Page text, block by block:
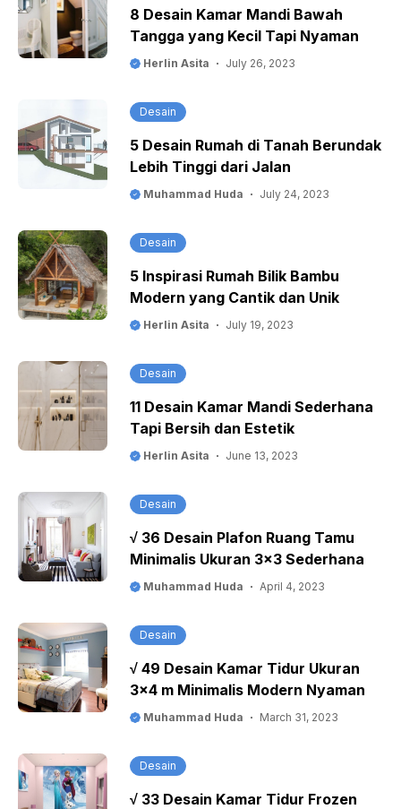
8 Desain Kamar Mandi Bawah
Tangga yang Kecil Tapi Nyaman
Herlin Asita July 26, 2023
Desain
5 Desain Rumah di Tanah Berundak
Lebih Tinggi dari Jalan
Muhammad Huda July 24, 2023
Desain
5 Inspirasi Rumah Bilik Bambu
Modern yang Cantik dan Unik
Herlin Asita July 19, 2023
Desain
11 Desain Kamar Mandi Sederhana
Tapi Bersih dan Estetik
Herlin Asita June 13, 2023
Desain
√ 36 Desain Plafon Ruang Tamu
Minimalis Ukuran 3×3 Sederhana
Muhammad Huda April 4, 2023
Desain
√ 49 Desain Kamar Tidur Ukuran
3×4 m Minimalis Modern Nyaman
Muhammad Huda March 31, 2023
Desain
√ 33 Desain Kamar Tidur Frozen